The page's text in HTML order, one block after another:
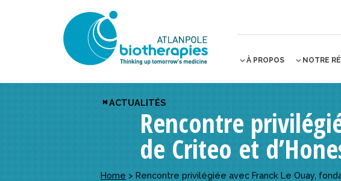
À PROPOS NOTRE
ACTUALITÉS
Rencontre
de Criteo et
Home > Rencontre privilégiée avec Franck Le Ouay,